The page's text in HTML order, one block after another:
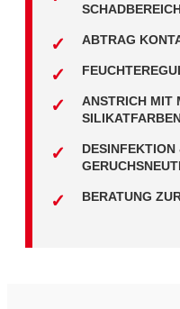
ABTRAG
ANSTRICH MIT
DESINFEKTION
BERATUNG